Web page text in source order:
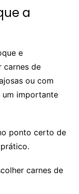
a
e
carnes de
ou com
um importante
ponto certo de
carnes de